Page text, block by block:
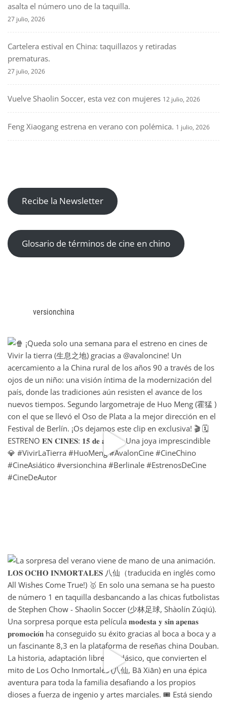
asalta el número uno de la taquilla.
27 julio, 2026
Cartelera estival en China: taquillazos y retiradas
prematuras.
27 julio, 2026
Vuelve Shaolin Soccer, esta vez con mujeres 12 julio, 2026
Feng Xiaogang estrena en verano con polémica. 1 julio, 2026
Recibe la Newsletter
Glosario de términos de cine en chino
versionchina